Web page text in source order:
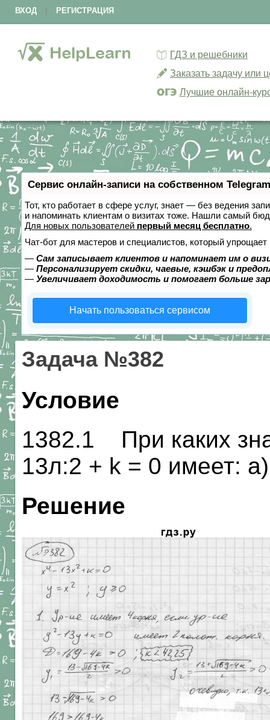
ВХОД РЕГИСТРАЦИЯ
ГДЗ и решебники
Заказать задачу или
Лучшие онлайн-
Сервис онлайн-записи на собственном
Тот, кто работает в сфере услуг, знает — без ведения
и напоминать клиентам о визитах тоже. Нашли самый
Для новых пользователей первый месяц бесплатно.
Чат-бот для мастеров и специалистов, который упрощает
— Сам записывает клиентов и напоминает им о
— Персонализирует скидки, чаевые, кэшбэк и
— Увеличивает доходимость и помогает больше
Начать пользоваться сервисом
Задача №382
Условие
1382.1 При каких
13л:2 + k = 0 имеет:
Решение